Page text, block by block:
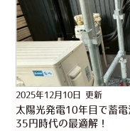
2025年12月10日 更新
太陽光発電10年目で蓄
35円時代の最適解！